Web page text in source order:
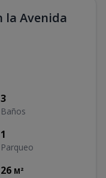
la Avenida
3
Baños
1
Parqueo
26 M²